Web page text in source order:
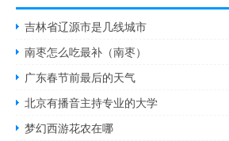
吉林省辽源市是几线城市
南枣怎么吃最补（南枣）
广东春节前最后的天气
北京有播音主持专业的大学
梦幻西游花农在哪